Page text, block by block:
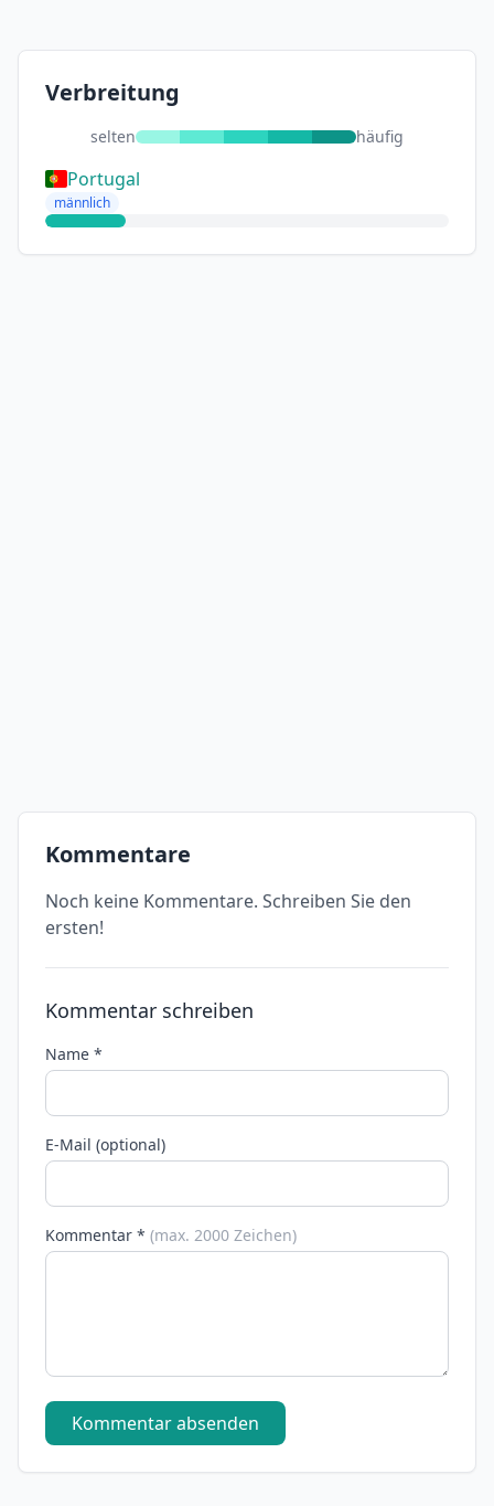
Verbreitung
selten häufig
Portugal
männlich
Kommentare
Noch keine Kommentare. Schreiben Sie den
ersten!
Kommentar schreiben
Name *
E-Mail (optional)
Kommentar * (max. 2000 Zeichen)
Kommentar absenden